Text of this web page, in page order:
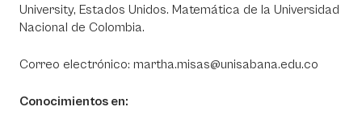
University, Estados Unidos. Matemática de la Universidad
Nacional de Colombia.
Correo electrónico: martha.misas@unisabana.edu.co
Conocimientos en: